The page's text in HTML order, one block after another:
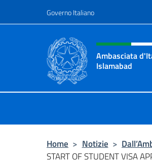
Governo Italiano
Intestazione sito,
Ambasciata
Islamabad
Home > Notizie >
START OF STUDENT VISA